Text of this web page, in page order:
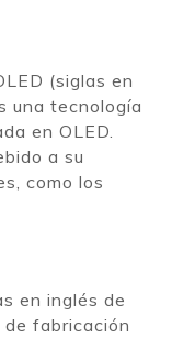
(siglas en
una tecnología
en OLED.
a su
como los
en inglés de
fabricación